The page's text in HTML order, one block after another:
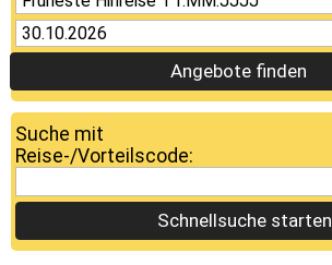
Angebote finden
Suche mit
Reise-/Vorteilscode:
Schnellsuche starten